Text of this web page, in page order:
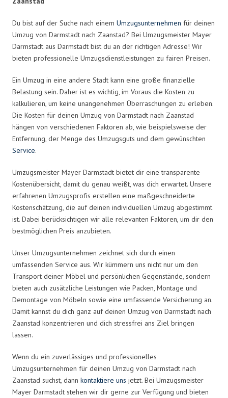
Du bist auf der Suche nach einem Umzugsunternehmen für deinen
Umzug von Darmstadt nach Zaanstad? Bei Umzugsmeister Mayer
Darmstadt aus Darmstadt bist du an der richtigen Adresse! Wir
bieten professionelle Umzugsdienstleistungen zu fairen Preisen.
Ein Umzug in eine andere Stadt kann eine große finanzielle
Belastung sein. Daher ist es wichtig, im Voraus die Kosten zu
kalkulieren, um keine unangenehmen Überraschungen zu erleben.
Die Kosten für deinen Umzug von Darmstadt nach Zaanstad
hängen von verschiedenen Faktoren ab, wie beispielsweise der
Entfernung, der Menge des Umzugsguts und dem gewünschten
Service.
Umzugsmeister Mayer Darmstadt bietet dir eine transparente
Kostenübersicht, damit du genau weißt, was dich erwartet. Unsere
erfahrenen Umzugsprofis erstellen eine maßgeschneiderte
Kostenschätzung, die auf deinen individuellen Umzug abgestimmt
ist. Dabei berücksichtigen wir alle relevanten Faktoren, um dir den
bestmöglichen Preis anzubieten.
Unser Umzugsunternehmen zeichnet sich durch einen
umfassenden Service aus. Wir kümmern uns nicht nur um den
Transport deiner Möbel und persönlichen Gegenstände, sondern
bieten auch zusätzliche Leistungen wie Packen, Montage und
Demontage von Möbeln sowie eine umfassende Versicherung an.
Damit kannst du dich ganz auf deinen Umzug von Darmstadt nach
Zaanstad konzentrieren und dich stressfrei ans Ziel bringen
lassen.
Wenn du ein zuverlässiges und professionelles
Umzugsunternehmen für deinen Umzug von Darmstadt nach
Zaanstad suchst, dann kontaktiere uns jetzt. Bei Umzugsmeister
Mayer Darmstadt stehen wir dir gerne zur Verfügung und bieten